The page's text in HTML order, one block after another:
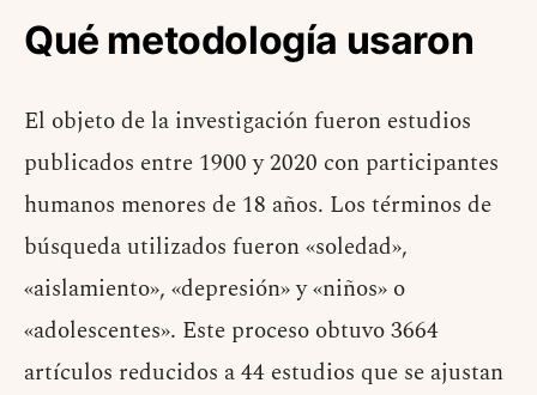
Qué metodología usaron
El objeto de la investigación fueron estudios
publicados entre 1900 y 2020 con participantes
humanos menores de 18 años. Los términos de
búsqueda utilizados fueron «soledad»,
«aislamiento», «depresión» y «niños» o
«adolescentes». Este proceso obtuvo 3664
artículos reducidos a 44 estudios que se ajustan